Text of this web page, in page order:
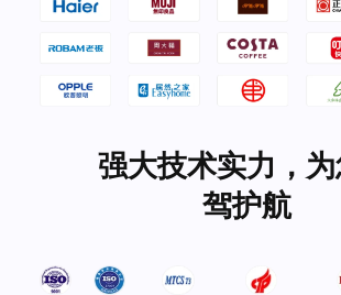
强大技术实力，
驾护航